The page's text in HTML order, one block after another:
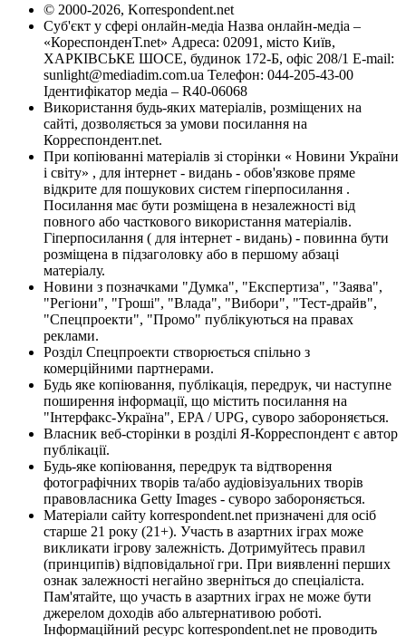
© 2000-2026, Korrespondent.net
Суб'єкт у сфері онлайн-медіа Назва онлайн-медіа –
«КореспонденТ.net» Адреса: 02091, місто Київ,
ХАРКІВСЬКЕ ШОСЕ, будинок 172-Б, офіс 208/1 E-mail:
sunlight@mediadim.com.ua Телефон: 044-205-43-00
Ідентифікатор медіа – R40-06068
Використання будь-яких матеріалів, розміщених на
сайті, дозволяється за умови посилання на
Корреспондент.net.
При копіюванні матеріалів зі сторінки « Новини України
і світу» , для інтернет - видань - обов'язкове пряме
відкрите для пошукових систем гіперпосилання .
Посилання має бути розміщена в незалежності від
повного або часткового використання матеріалів.
Гіперпосилання ( для інтернет - видань) - повинна бути
розміщена в підзаголовку або в першому абзаці
матеріалу.
Новини з позначками "Думка", "Експертиза", "Заява",
"Регіони", "Гроші", "Влада", "Вибори", "Тест-драйв",
"Спецпроекти", "Промо" публікуються на правах
реклами.
Розділ Спецпроекти створюється спільно з
комерційними партнерами.
Будь яке копіювання, публікація, передрук, чи наступне
поширення інформації, що містить посилання на
"Інтерфакс-Україна", EPA / UPG, суворо забороняється.
Власник веб-сторінки в розділі Я-Корреспондент є автор
публікації.
Будь-яке копіювання, передрук та відтворення
фотографічних творів та/або аудіовізуальних творів
правовласника Getty Images - суворо забороняється.
Матеріали сайту korrespondent.net призначені для осіб
старше 21 року (21+). Участь в азартних іграх може
викликати ігрову залежність. Дотримуйтесь правил
(принципів) відповідальної гри. При виявленні перших
ознак залежності негайно зверніться до спеціаліста.
Пам'ятайте, що участь в азартних іграх не може бути
джерелом доходів або альтернативою роботі.
Інформаційний ресурс korrespondent.net не проводить